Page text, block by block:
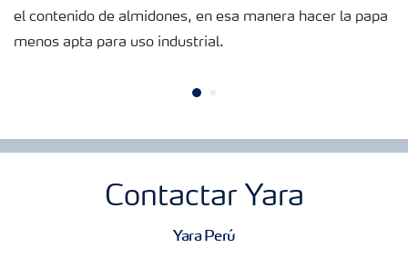
el contenido de almidones, en esa manera hacer la papa
menos apta para uso industrial.
Contactar Yara
Yara Perú